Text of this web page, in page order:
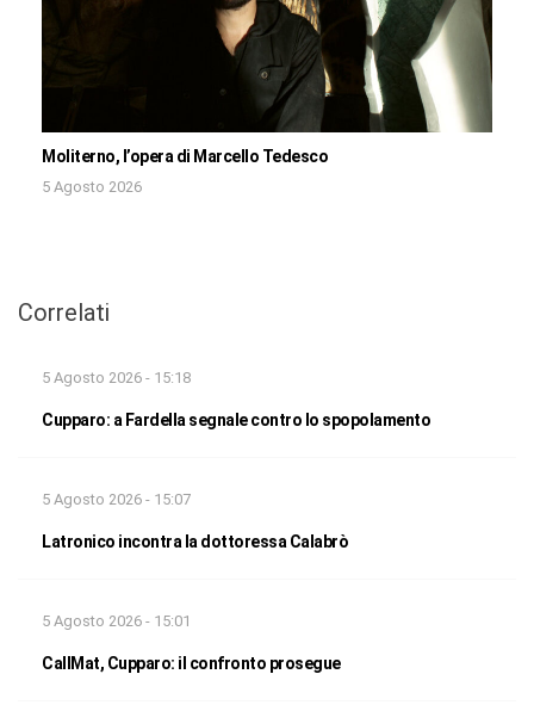
Moliterno, l’opera di Marcello Tedesco
5 Agosto 2026
Correlati
5 Agosto 2026 - 15:18
Cupparo: a Fardella segnale contro lo spopolamento
5 Agosto 2026 - 15:07
Latronico incontra la dottoressa Calabrò
5 Agosto 2026 - 15:01
CallMat, Cupparo: il confronto prosegue